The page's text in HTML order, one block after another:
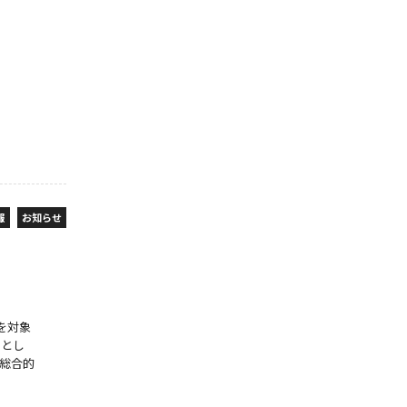
お知らせ
対象
し
合的